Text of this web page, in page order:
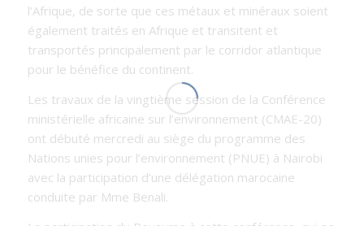
l’Afrique, de sorte que ces métaux et minéraux soient
également traités en Afrique et transitent et
transportés principalement par le corridor atlantique
pour le bénéfice du continent.
Les travaux de la vingtième session de la Conférence
ministérielle africaine sur l’environnement (CMAE-20)
ont débuté mercredi au siège du programme des
Nations unies pour l’environnement (PNUE) à Nairobi
avec la participation d’une délégation marocaine
conduite par Mme Benali.